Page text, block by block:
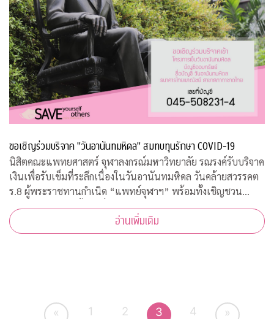
ขอเชิญร่วมบริจาค "วันอานันทมหิดล" สมทบทุนรักษา COVID-19
นิสิตคณะแพทยศาสตร์ จุฬาลงกรณ์มหาวิทยาลัย รณรงค์รับบริจาค
เงินเพื่อรับเข็มที่ระลึกเนื่องในวันอานันทมหิดล วันคล้ายสวรรคต
ร.8 ผู้พระราชทานกำเนิด “แพทย์จุฬาฯ” พร้อมทั้งเชิญชวน
ประชาชนสั่งจองเสื้อยืดที่ระลึก รายได้สมทบทุนโครงการป้องกัน
และรักษา COVID-19
อ่านเพิ่มเติม
« 1 2 3 4 »